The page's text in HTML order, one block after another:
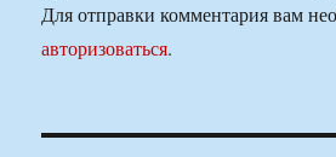
Для отправки комментария вам
авторизоваться.